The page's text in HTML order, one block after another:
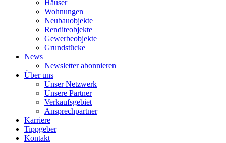
Häuser
Wohnungen
Neubauobjekte
Renditeobjekte
Gewerbeobjekte
Grundstücke
News
Newsletter abonnieren
Über uns
Unser Netzwerk
Unsere Partner
Verkaufsgebiet
Ansprechpartner
Karriere
Tippgeber
Kontakt